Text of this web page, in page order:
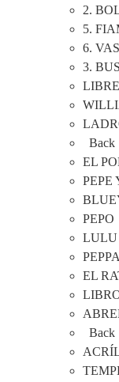
2.
5.
6.
3.
Back
EL
PEPE
PEPO
LULU
EL
Back